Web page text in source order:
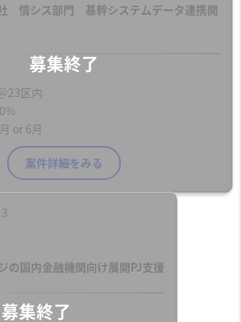
情シス部門 基幹システムデータ連携開
23区内
or 6月
案件詳細をみる
の国内金融機関向け展開PJ支援